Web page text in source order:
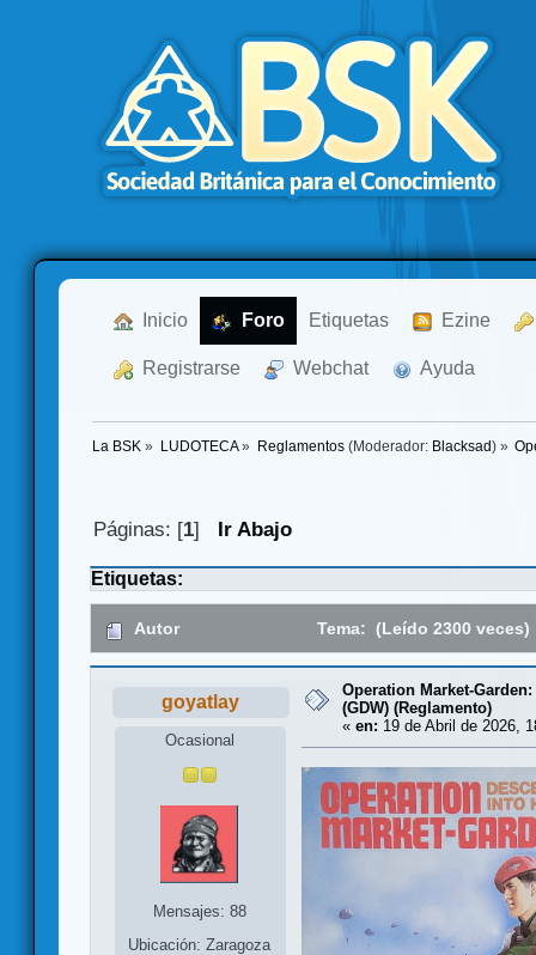
Inicio Foro Etiquetas Ezine
Registrarse Webchat Ayuda
La BSK » LUDOTECA» Reglamentos(Moderador: Blacksad ) »
Páginas: [1] Ir Abajo
Etiquetas:
Autor Tema: (Leído 2300 veces)
goyatlay
Ocasional
Mensajes: 88
Ubicación: Zaragoza
Operation Market-
(GDW) (Reglamento)
« en: 19 de Abril de 2026,